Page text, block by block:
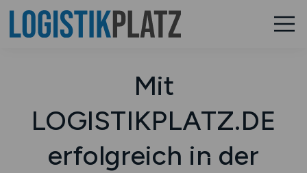
Mit
LOGISTIKPLATZ.DE
erfolgreich in der